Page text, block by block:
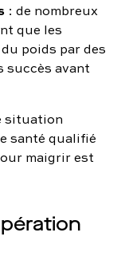
: de nombreux
que les
poids par des
succès avant
situation
santé qualifié
maigrir est